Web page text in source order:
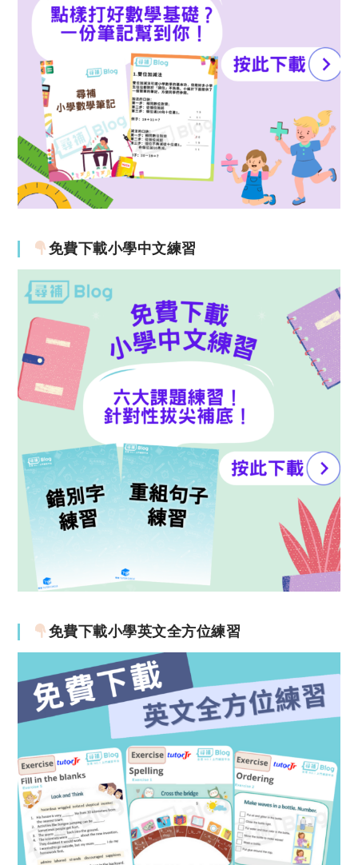
免費下載小學中文練習
免費下載小學英文全方位練習